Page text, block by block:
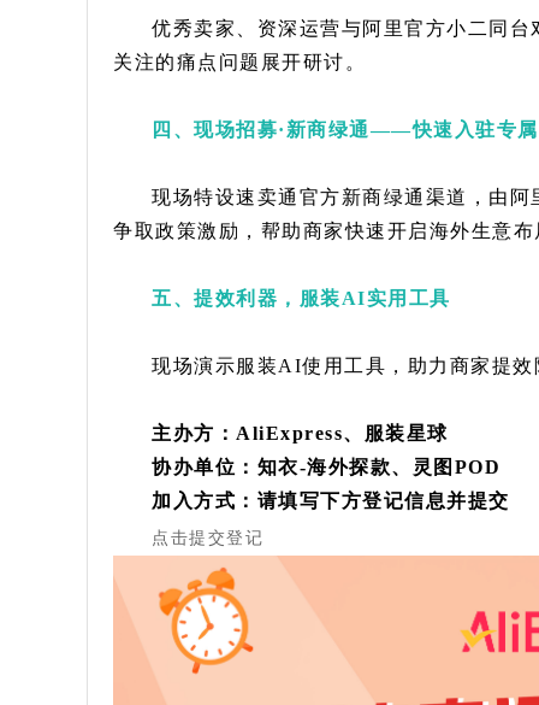
优秀卖家、资深运营与阿里官方小二同
关注的痛点问题展开研讨。
四、现场招募·新商绿通——快速入驻专
现场特设速卖通官方新商绿通渠道，由
争取政策激励，帮助商家快速开启海外生意布
五、提效利器，服装AI实用工具
现场演示服装AI使用工具，助力商家提效
主办方：AliExpress、服装星球
协办单位：知衣-海外探款、灵图POD
加入方式：请填写下方登记信息并提交
点击提交登记